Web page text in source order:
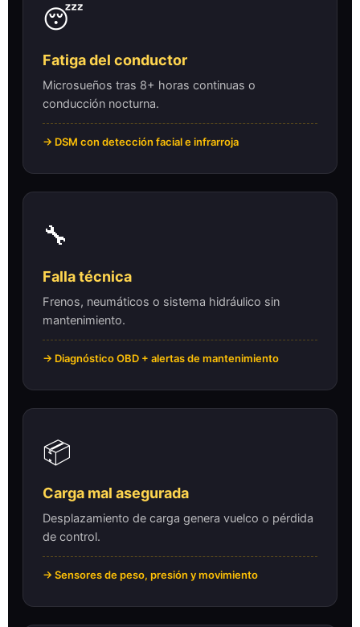
😴
Fatiga del conductor
Microsueños tras 8+ horas continuas o
conducción nocturna.
→ DSM con detección facial e infrarroja
🔧
Falla técnica
Frenos, neumáticos o sistema hidráulico sin
mantenimiento.
→ Diagnóstico OBD + alertas de mantenimiento
📦
Carga mal asegurada
Desplazamiento de carga genera vuelco o pérdida
de control.
→ Sensores de peso, presión y movimiento